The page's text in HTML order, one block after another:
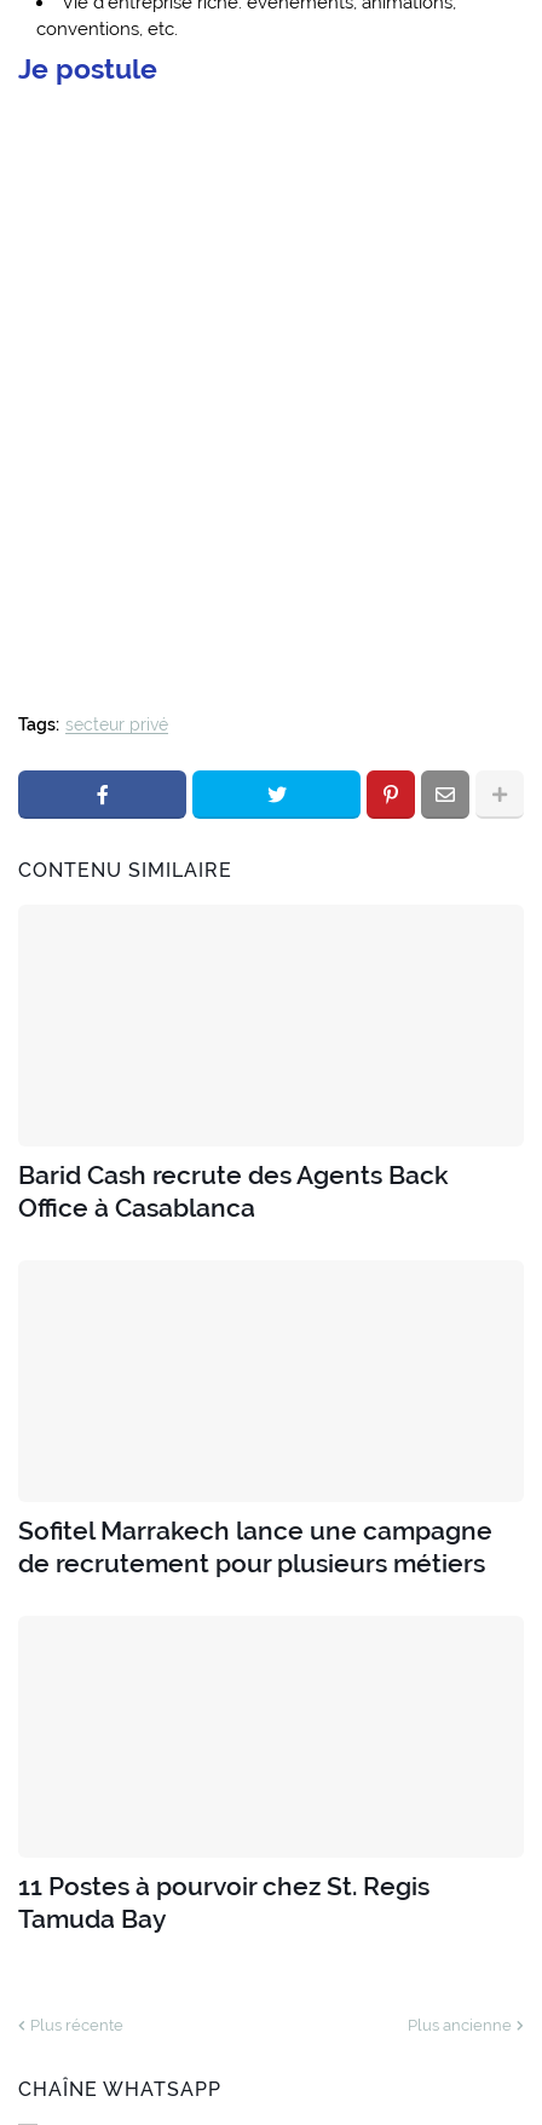
conventions, etc.
Je postule
Tags: secteur privé
CONTENU SIMILAIRE
Barid Cash recrute des Agents Back
Office à Casablanca
Sofitel Marrakech lance une campagne
de recrutement pour plusieurs métiers
11 Postes à pourvoir chez St. Regis
Tamuda Bay
Plus récente Plus ancienne
CHAÎNE WHATSAPP